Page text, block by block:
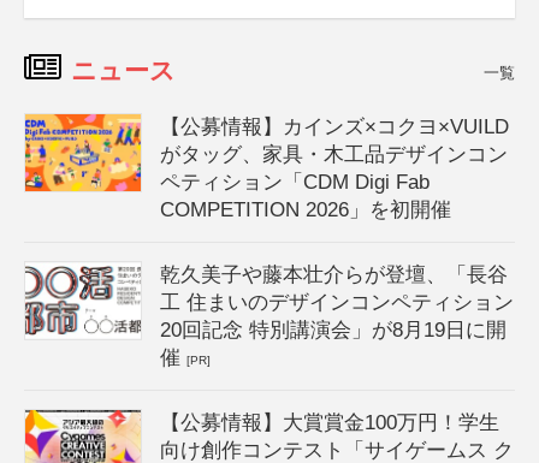
ニュース 一覧
【公募情報】カインズ×コクヨ×VUILD
がタッグ、家具・木工品デザインコン
ペティション「CDM Digi Fab
COMPETITION 2026」を初開催
乾久美子や藤本壮介らが登壇、「長谷
工 住まいのデザインコンペティション
20回記念 特別講演会」が8月19日に開
催[PR]
【公募情報】大賞賞金100万円！学生
向け創作コンテスト「サイゲームス ク